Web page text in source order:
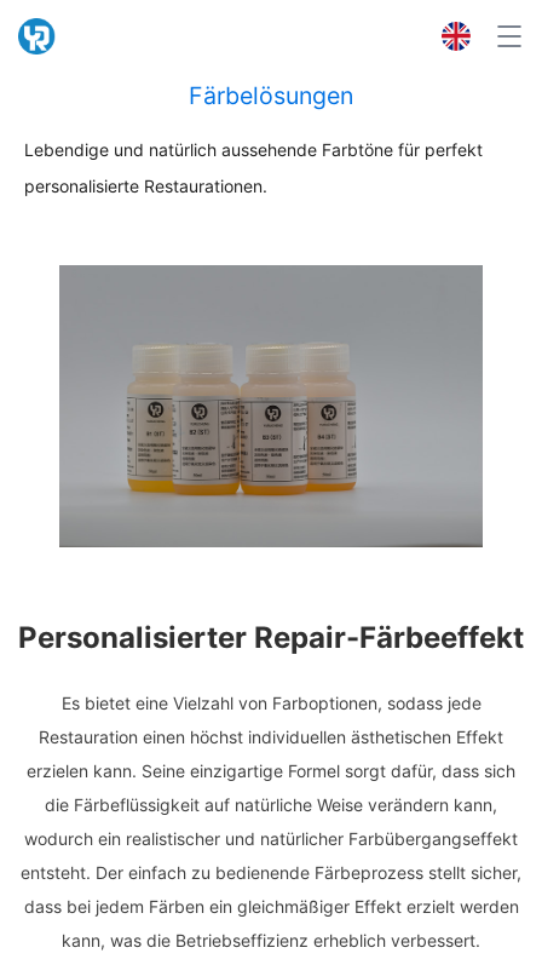
Färbelösungen
Lebendige und natürlich aussehende Farbtöne für perfekt
personalisierte Restaurationen.
Personalisierter Repair-Färbeeffekt
Es bietet eine Vielzahl von Farboptionen, sodass jede
Restauration einen höchst individuellen ästhetischen Effekt
erzielen kann. Seine einzigartige Formel sorgt dafür, dass sich
die Färbeflüssigkeit auf natürliche Weise verändern kann,
wodurch ein realistischer und natürlicher Farbübergangseffekt
entsteht. Der einfach zu bedienende Färbeprozess stellt sicher,
dass bei jedem Färben ein gleichmäßiger Effekt erzielt werden
kann, was die Betriebseffizienz erheblich verbessert.